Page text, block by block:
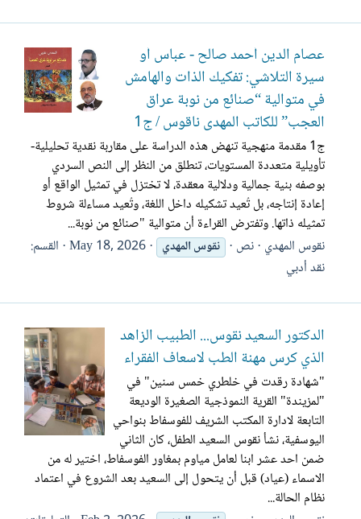
عصام الدين أحمد صالح - عباس أو
سيرة التلاشي: تفكيك الذات والهامش
في متوالية “صنائع من نوبة عراق
العجب” للكاتب المهدى ناقوس / ج1
ج1 مقدمة منهجية تنهض هذه الدراسة على مقاربة نقدية تحليلية-
تأويلية متعددة المستويات، تنطلق من النظر إلى النص السردي
بوصفه بنية جمالية ودلالية معقدة، لا تختزل في تمثيل الواقع أو
إعادة إنتاجه، بل تُعيد تشكيله داخل اللغة، وتُعيد مساءلة شروط
تمثيله ذاتها. وتفترض القراءة أن متوالية "صنائع من نوبة...
نقوس المهدي نص نقوسالمهدي May 18, 2026 القسم:
نقد أدبي
الدكتور السعيد نقوس... الطبيب الزاهد
الذي كرس مهنة الطب لاسعاف الفقراء
"شهادة رقدت في خلطري خمس سنين" في
"لمزيندة" القرية النموذجية الصغيرة الوديعة
التابعة لادارة المكتب الشريف للفوسفاط بنواحي
اليوسفية، نشأ نقوس السعيد الطفل، كان الثاني
ضمن احد عشر ابنا لعامل مياوم بمغاور الفوسفاط، اختير له من
الاسماء (عياد) قبل أن يتحول إلى السعيد بعد الشروع في اعتماد
نظام الحالة...